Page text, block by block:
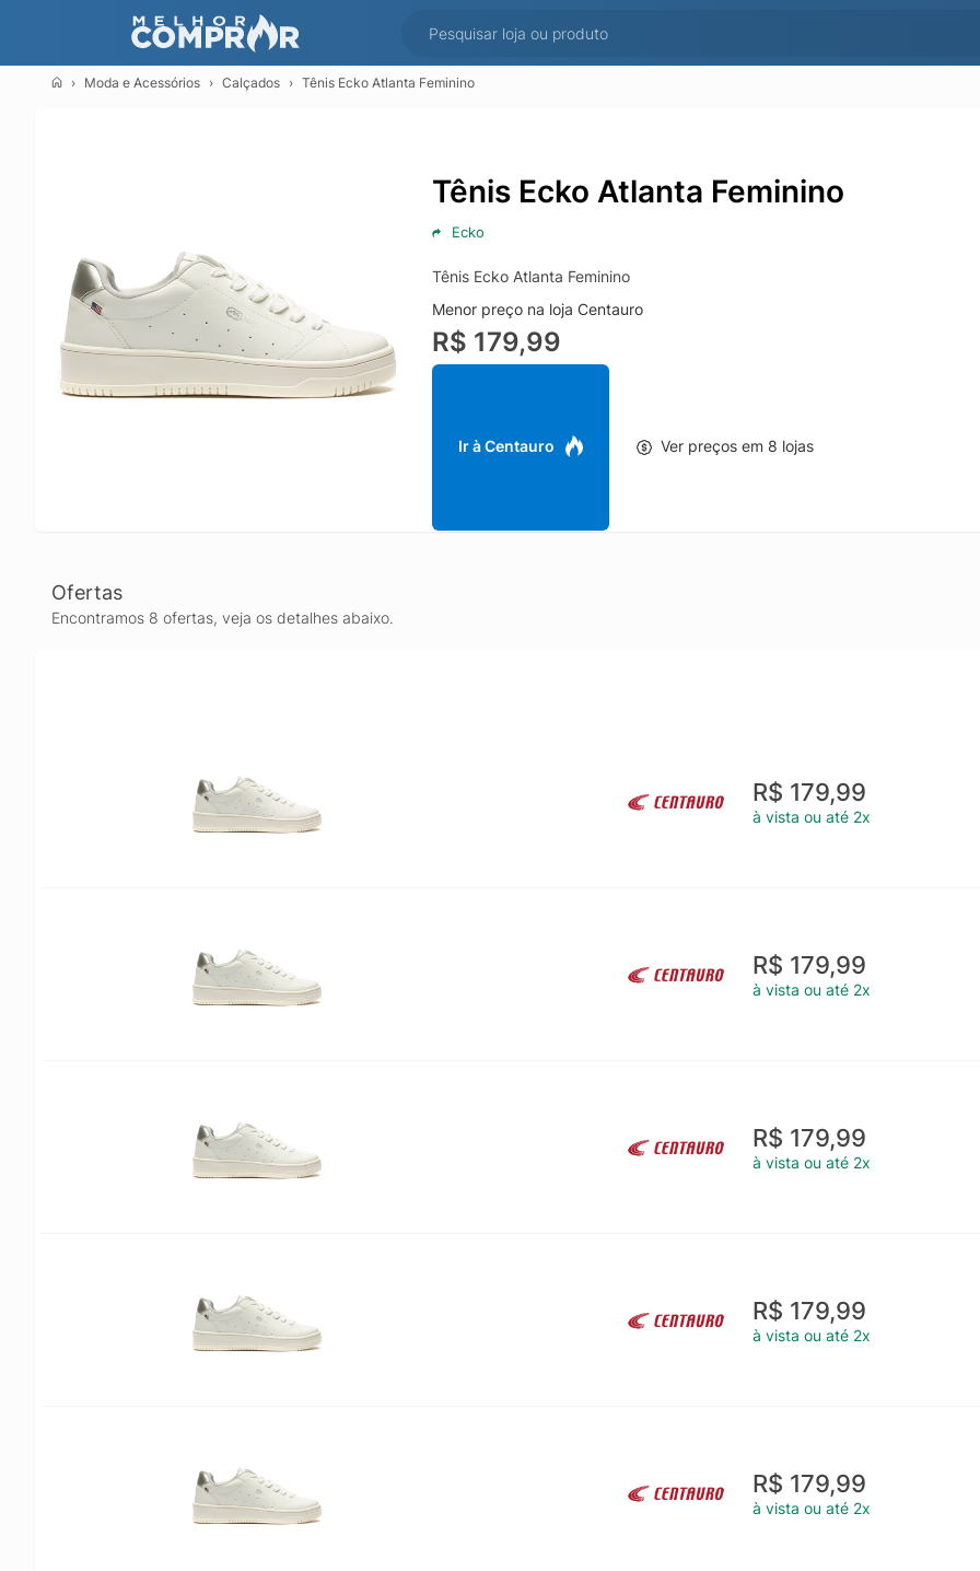
Moda e Acessórios Calçados Tênis Ecko Atlanta Feminino
Tênis Ecko Atlanta Feminino
Ecko
Tênis Ecko Atlanta Feminino
Menor preço na loja Centauro
R$ 179,99
Ir à Centauro Ver preços em 8 lojas
Ofertas
Encontramos 8 ofertas, veja os detalhes abaixo.
R$ 179,99
à vista ou até 2x
R$ 179,99
à vista ou até 2x
R$ 179,99
à vista ou até 2x
R$ 179,99
à vista ou até 2x
R$ 179,99
à vista ou até 2x